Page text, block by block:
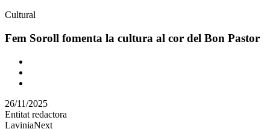
Àmbit
la
Cultural
Fem Soroll fomenta la cultura al cor del Bon Pastor
Comparteix
altres
xarxes
socials
26/11/2025
Entitat redactora
LaviniaNext